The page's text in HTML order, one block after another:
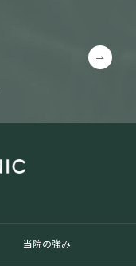
当院の強み